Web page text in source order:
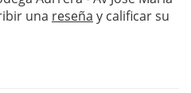
una reseña y calificar su